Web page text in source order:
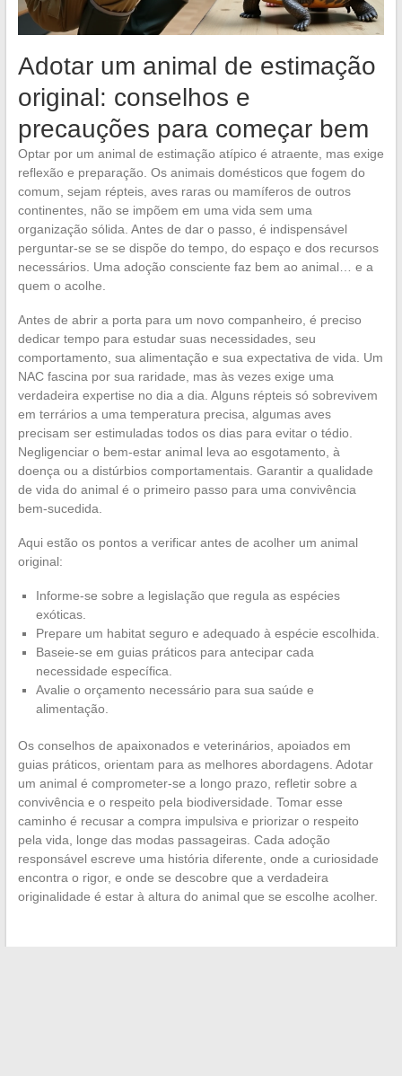
Adotar um animal de estimação
original: conselhos e
precauções para começar bem
Optar por um animal de estimação atípico é atraente, mas exige
reflexão e preparação. Os animais domésticos que fogem do
comum, sejam répteis, aves raras ou mamíferos de outros
continentes, não se impõem em uma vida sem uma
organização sólida. Antes de dar o passo, é indispensável
perguntar-se se se dispõe do tempo, do espaço e dos recursos
necessários. Uma adoção consciente faz bem ao animal… e a
quem o acolhe.
Antes de abrir a porta para um novo companheiro, é preciso
dedicar tempo para estudar suas necessidades, seu
comportamento, sua alimentação e sua expectativa de vida. Um
NAC fascina por sua raridade, mas às vezes exige uma
verdadeira expertise no dia a dia. Alguns répteis só sobrevivem
em terrários a uma temperatura precisa, algumas aves
precisam ser estimuladas todos os dias para evitar o tédio.
Negligenciar o bem-estar animal leva ao esgotamento, à
doença ou a distúrbios comportamentais. Garantir a qualidade
de vida do animal é o primeiro passo para uma convivência
bem-sucedida.
Aqui estão os pontos a verificar antes de acolher um animal
original:
Informe-se sobre a legislação que regula as espécies
exóticas.
Prepare um habitat seguro e adequado à espécie escolhida.
Baseie-se em guias práticos para antecipar cada
necessidade específica.
Avalie o orçamento necessário para sua saúde e
alimentação.
Os conselhos de apaixonados e veterinários, apoiados em
guias práticos, orientam para as melhores abordagens. Adotar
um animal é comprometer-se a longo prazo, refletir sobre a
convivência e o respeito pela biodiversidade. Tomar esse
caminho é recusar a compra impulsiva e priorizar o respeito
pela vida, longe das modas passageiras. Cada adoção
responsável escreve uma história diferente, onde a curiosidade
encontra o rigor, e onde se descobre que a verdadeira
originalidade é estar à altura do animal que se escolhe acolher.